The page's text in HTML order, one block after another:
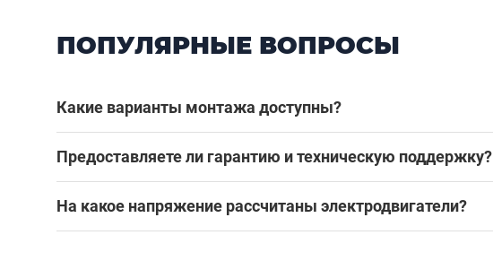
ПОПУЛЯРНЫЕ ВОПРОСЫ
Какие варианты монтажа доступны?
Предоставляете ли гарантию и техническую поддержку?
На какое напряжение рассчитаны электродвигатели?